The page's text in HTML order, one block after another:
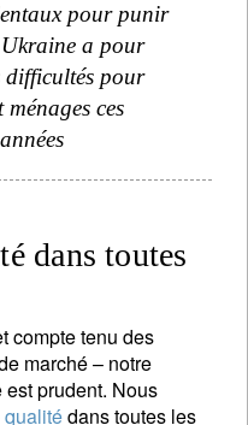
pour punir
Ukraine a pour
difficultés pour
ménages ces
dans toutes
compte tenu des
marché – notre
prudent. Nous
qualitédans toutes les